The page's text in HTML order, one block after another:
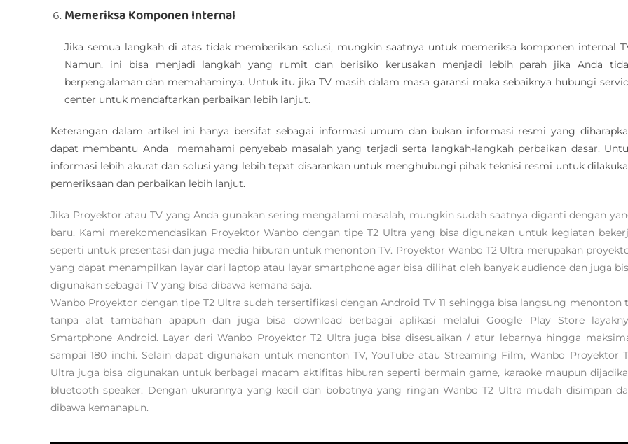
Memeriksa Komponen Internal
Jika semua langkah di atas tidak memberikan solusi, mungkin saatnya untuk memeriksa komponen internal
Namun, ini bisa menjadi langkah yang rumit dan berisiko kerusakan menjadi lebih parah jika Anda
berpengalaman dan memahaminya. Untuk itu jika TV masih dalam masa garansi maka sebaiknya hubungi
center untuk mendaftarkan perbaikan lebih lanjut.
Keterangan dalam artikel ini hanya bersifat sebagai informasi umum dan bukan informasi resmi yang
dapat membantu Anda memahami penyebab masalah yang terjadi serta langkah-langkah perbaikan dasar.
informasi lebih akurat dan solusi yang lebih tepat disarankan untuk menghubungi pihak teknisi resmi untuk
pemeriksaan dan perbaikan lebih lanjut.
Jika Proyektor atau TV yang Anda gunakan sering mengalami masalah, mungkin sudah saatnya diganti dengan
baru. Kami merekomendasikan Proyektor Wanbo dengan tipe T2 Ultra yang bisa digunakan untuk kegiatan
seperti untuk presentasi dan juga media hiburan untuk menonton TV. Proyektor Wanbo T2 Ultra merupakan
yang dapat menampilkan layar dari laptop atau layar smartphone agar bisa dilihat oleh banyak audience dan juga
digunakan sebagai TV yang bisa dibawa kemana saja.
Wanbo Proyektor dengan tipe T2 Ultra sudah tersertifikasi dengan Android TV 11 sehingga bisa langsung menonton
tanpa alat tambahan apapun dan juga bisa download berbagai aplikasi melalui Google Play Store
Smartphone Android. Layar dari Wanbo Proyektor T2 Ultra juga bisa disesuaikan / atur lebarnya hingga
sampai 180 inchi. Selain dapat digunakan untuk menonton TV, YouTube atau Streaming Film, Wanbo Proyektor
Ultra juga bisa digunakan untuk berbagai macam aktifitas hiburan seperti bermain game, karaoke maupun
bluetooth speaker. Dengan ukurannya yang kecil dan bobotnya yang ringan Wanbo T2 Ultra mudah disimpan
dibawa kemanapun.